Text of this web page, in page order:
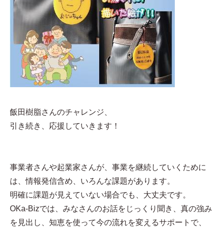
飯田樹脂さんのチャレンジ、
引き続き、応援していきます！
事業者さんや起業家さんが、事業を継続していくために
は、情報発信含め、いろんな課題があります。
明確に課題が見えていない場合でも、大丈夫です。
OKa-Bizでは、みなさんのお話をじっくり聞き、真の強み
を見出し、知恵を使って今の流れを変えるサポートで、